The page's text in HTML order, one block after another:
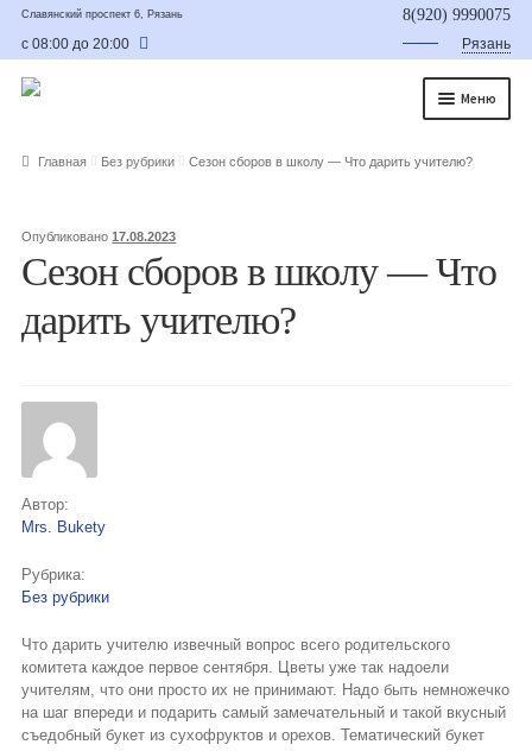
Славянский проспект 6, Рязань
с 08:00 до 20:00
8(920) 9990075
Рязань
Меню
Каталог
Съедобные букеты
Букет для мужчины
Букет из фруктов и овощей
Сладкие букеты из конфет
Овощные букеты
Детские букеты
Букет учителю
Съедобные Корзины
Главная Без рубрики Сезон сборов в школу — Что дарить учителю?
Опубликовано17.08.2023
Сезон сборов в школу — Что
дарить учителю?
Автор:
Mrs. Bukety
Рубрика:
Без рубрики
Что дарить учителю извечный вопрос всего родительского
комитета каждое первое сентября. Цветы уже так надоели
учителям, что они просто их не принимают. Надо быть немножечко
на шаг впереди и подарить самый замечательный и такой вкусный
съедобный букет из сухофруктов и орехов. Тематический букет